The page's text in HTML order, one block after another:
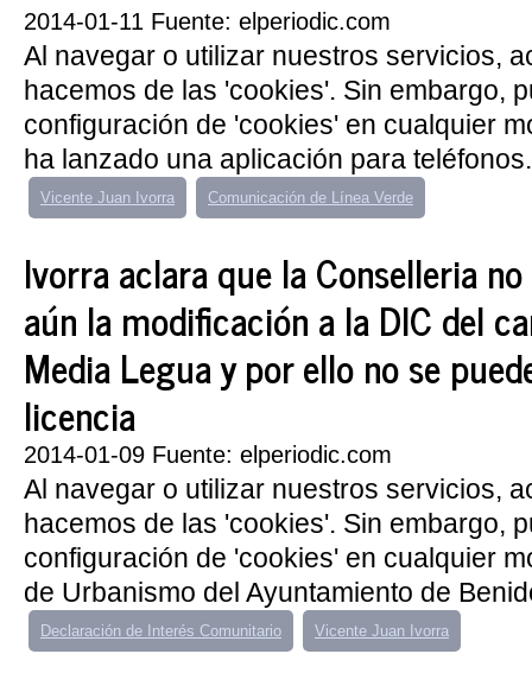
2014-01-11 Fuente: elperiodic.com
Al navegar o utilizar nuestros servicios,
hacemos de las 'cookies'. Sin embargo,
configuración de 'cookies' en cualquier
ha lanzado una aplicación para
Vicente Juan Ivorra Comunicación de Línea Verde
Ivorra aclara que la Conselleria
aún la modificación a la DIC del
Media Legua y por ello no se
licencia
2014-01-09 Fuente: elperiodic.com
Al navegar o utilizar nuestros servicios,
hacemos de las 'cookies'. Sin embargo,
configuración de 'cookies' en cualquier
de Urbanismo del Ayuntamiento de
Declaración de Interés Comunitario Vicente Juan Ivorra